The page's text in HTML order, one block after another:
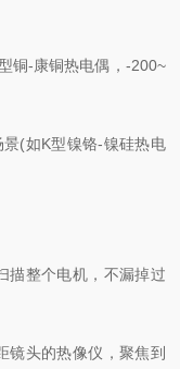
-康铜热电偶，-200~
(如K型镍铬-镍硅热电
整个电机，不漏掉过
头的热像仪，聚焦到